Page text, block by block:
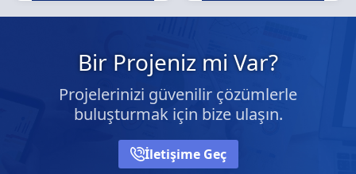
Bir Projeniz mi Var?
Projelerinizi güvenilir çözümlerle
buluşturmak için bize ulaşın.
İletişime Geç